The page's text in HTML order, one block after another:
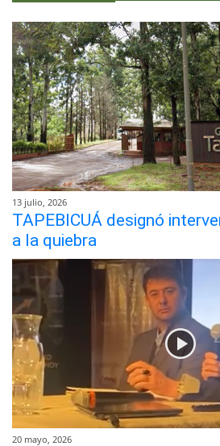
13 julio, 2026
TAPEBICUÁ designó
a la quiebra
20 mayo, 2026